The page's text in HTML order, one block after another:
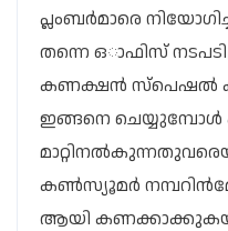
പ്ലംബർമാരെ
തന്നെ ഒാഫിസ്
കണക്ഷൻ സ്പെഷൽ
ഇങ്ങനെ
കൺസ്യൂമർ
ആയി